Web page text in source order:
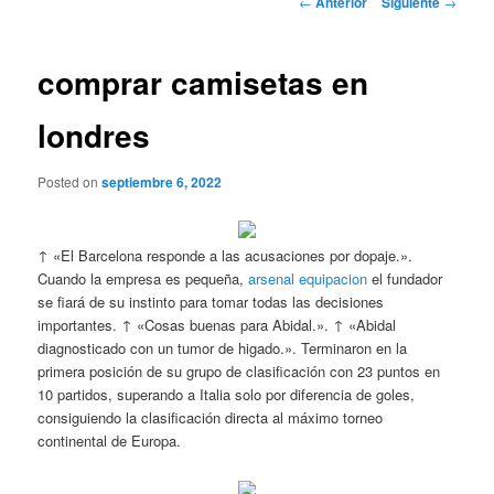
comprar camisetas en
londres
Posted onseptiembre 6, 2022
↑ «El Barcelona responde a las acusaciones por dopaje.».
Cuando la empresa es pequeña,arsenal equipacion el fundador
se fiará de su instinto para tomar todas las decisiones
importantes. ↑ «Cosas buenas para Abidal.». ↑ «Abidal
diagnosticado con un tumor de higado.». Terminaron en la
primera posición de su grupo de clasificación con 23 puntos en
10 partidos, superando a Italia solo por diferencia de goles,
consiguiendo la clasificación directa al máximo torneo
continental de Europa.